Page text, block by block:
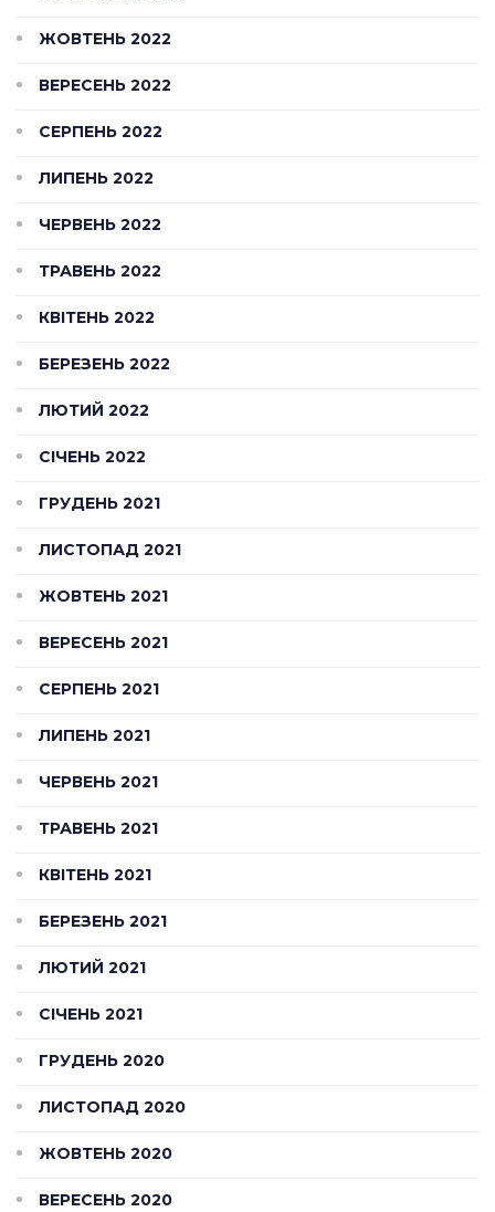
ЖОВТЕНЬ 2022
ВЕРЕСЕНЬ 2022
СЕРПЕНЬ 2022
ЛИПЕНЬ 2022
ЧЕРВЕНЬ 2022
ТРАВЕНЬ 2022
КВІТЕНЬ 2022
БЕРЕЗЕНЬ 2022
ЛЮТИЙ 2022
СІЧЕНЬ 2022
ГРУДЕНЬ 2021
ЛИСТОПАД 2021
ЖОВТЕНЬ 2021
ВЕРЕСЕНЬ 2021
СЕРПЕНЬ 2021
ЛИПЕНЬ 2021
ЧЕРВЕНЬ 2021
ТРАВЕНЬ 2021
КВІТЕНЬ 2021
БЕРЕЗЕНЬ 2021
ЛЮТИЙ 2021
СІЧЕНЬ 2021
ГРУДЕНЬ 2020
ЛИСТОПАД 2020
ЖОВТЕНЬ 2020
ВЕРЕСЕНЬ 2020